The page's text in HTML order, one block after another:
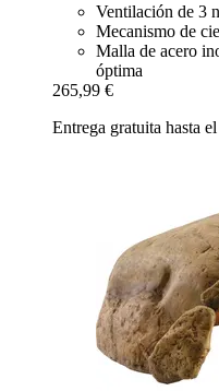
Ventilación de 3
Mecanismo de
Malla de acero
óptima
265,99 €
Entrega gratuita hasta